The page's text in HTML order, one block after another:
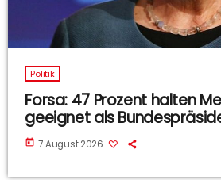
Politik
Forsa: 47 Prozent halten
geeignet als
today 7 August 2026